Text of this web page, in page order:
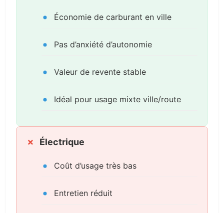
Économie de carburant en ville
Pas d’anxiété d’autonomie
Valeur de revente stable
Idéal pour usage mixte ville/route
Électrique
Coût d’usage très bas
Entretien réduit